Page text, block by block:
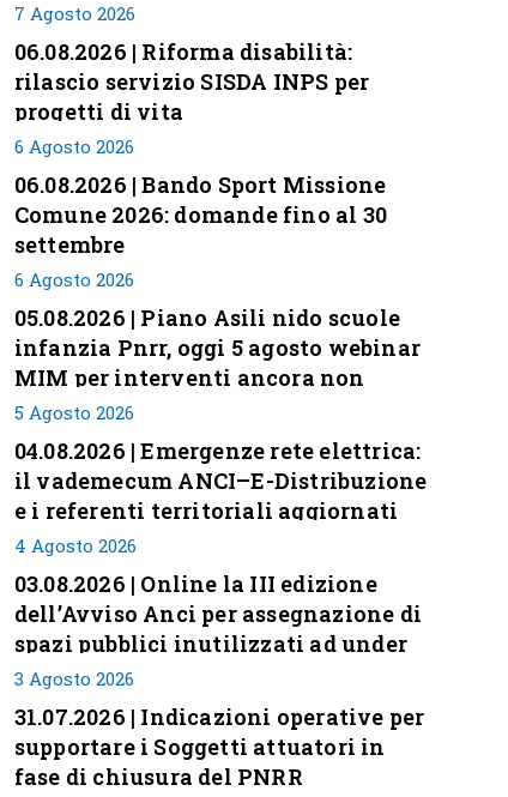
7 Agosto 2026
06.08.2026 | Riforma disabilità:
rilascio servizio SISDA INPS per
progetti di vita
6 Agosto 2026
06.08.2026 | Bando Sport Missione
Comune 2026: domande fino al 30
settembre
6 Agosto 2026
05.08.2026 | Piano Asili nido scuole
infanzia Pnrr, oggi 5 agosto webinar
MIM per interventi ancora non
conclusi
5 Agosto 2026
04.08.2026 | Emergenze rete elettrica:
il vademecum ANCI–E-Distribuzione
e i referenti territoriali aggiornati
4 Agosto 2026
03.08.2026 | Online la III edizione
dell’Avviso Anci per assegnazione di
spazi pubblici inutilizzati ad under
35
3 Agosto 2026
31.07.2026 | Indicazioni operative per
supportare i Soggetti attuatori in
fase di chiusura del PNRR